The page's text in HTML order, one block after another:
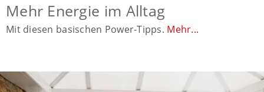
Mehr Energie im Alltag
Mit diesen basischen Power-Tipps. Mehr...